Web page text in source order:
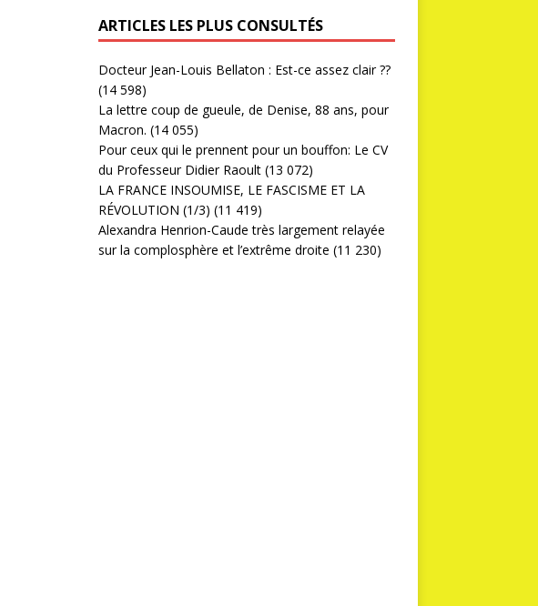
ARTICLES LES PLUS CONSULTÉS
Docteur Jean-Louis Bellaton : Est-ce assez clair ??
(14 598)
La lettre coup de gueule, de Denise, 88 ans, pour
Macron. (14 055)
Pour ceux qui le prennent pour un bouffon: Le CV
du Professeur Didier Raoult (13 072)
LA FRANCE INSOUMISE, LE FASCISME ET LA
RÉVOLUTION (1/3) (11 419)
Alexandra Henrion-Caude très largement relayée
sur la complosphère et l’extrême droite (11 230)